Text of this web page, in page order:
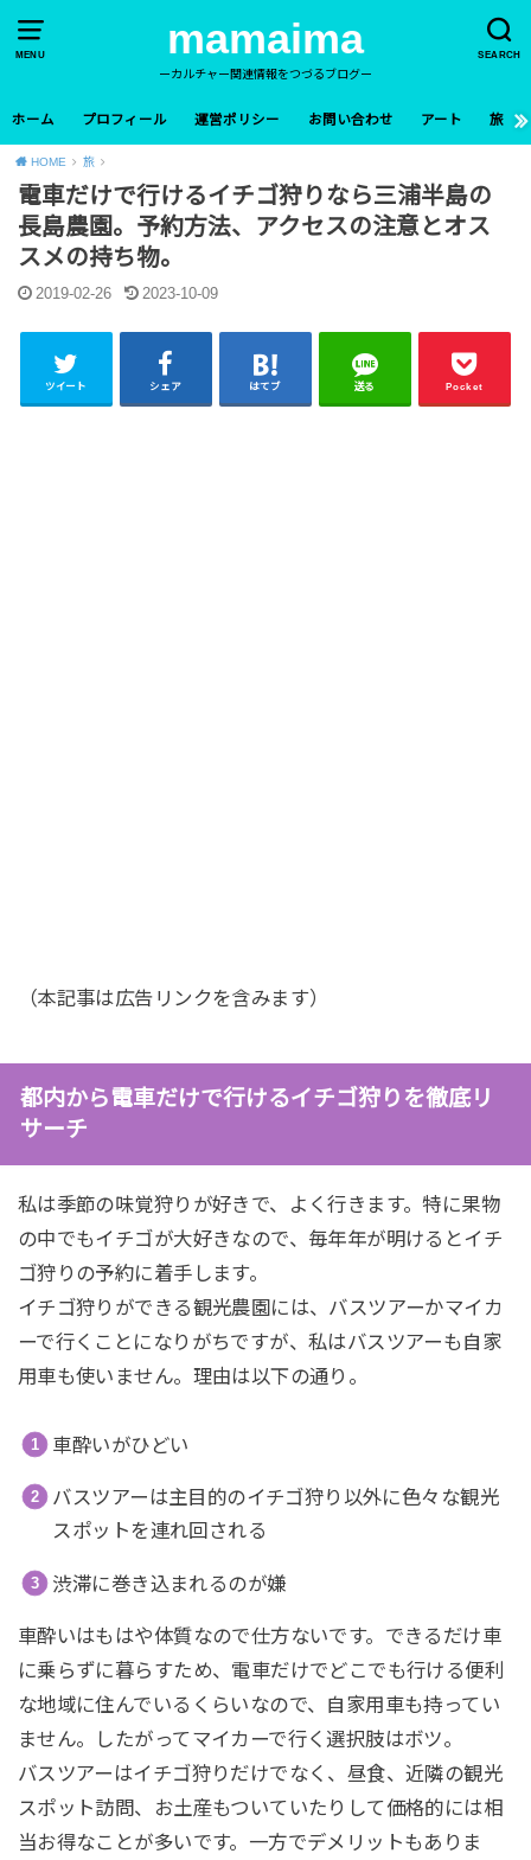
MENU SEARCH
mamaima
ーカルチャー関連情報をつづるブログー
ホーム プロフィール 運営ポリシー お問い合わせ アート 旅
HOME 旅
電車だけで行けるイチゴ狩りなら三浦半島の
長島農園。予約方法、アクセスの注意とオス
スメの持ち物。
2019-02-26 2023-10-09
ツイート シェア はてブ 送る Pocket
（本記事は広告リンクを含みます）
都内から電車だけで行けるイチゴ狩りを徹底リ
サーチ
私は季節の味覚狩りが好きで、よく行きます。特に果物
の中でもイチゴが大好きなので、毎年年が明けるとイチ
ゴ狩りの予約に着手します。
イチゴ狩りができる観光農園には、バスツアーかマイカ
ーで行くことになりがちですが、私はバスツアーも自家
用車も使いません。理由は以下の通り。
車酔いがひどい
バスツアーは主目的のイチゴ狩り以外に色々な観光
スポットを連れ回される
渋滞に巻き込まれるのが嫌
車酔いはもはや体質なので仕方ないです。できるだけ車
に乗らずに暮らすため、電車だけでどこでも行ける便利
な地域に住んでいるくらいなので、自家用車も持ってい
ません。したがってマイカーで行く選択肢はボツ。
バスツアーはイチゴ狩りだけでなく、昼食、近隣の観光
スポット訪問、お土産もついていたりして価格的には相
当お得なことが多いです。一方でデメリットもありま